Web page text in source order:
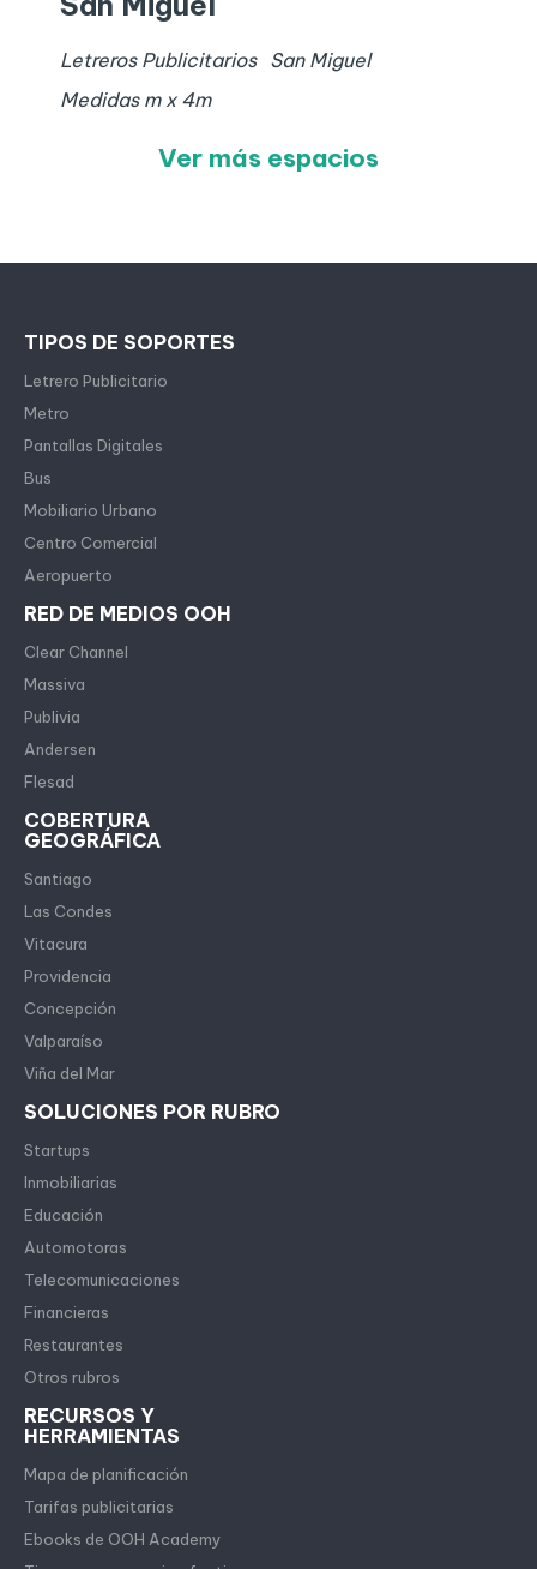
Letreros Publicitarios
San Miguel
Medidas m x 4m
Ver más espacios
TIPOS DE SOPORTES
Letrero Publicitario
Metro
Pantallas Digitales
Bus
Mobiliario Urbano
Centro Comercial
Aeropuerto
RED DE MEDIOS OOH
Clear Channel
Massiva
Publivia
Andersen
Flesad
COBERTURA
GEOGRÁFICA
Santiago
Las Condes
Vitacura
Providencia
Concepción
Valparaíso
Viña del Mar
SOLUCIONES POR RUBRO
Startups
Inmobiliarias
Educación
Automotoras
Telecomunicaciones
Financieras
Restaurantes
Otros rubros
RECURSOS Y
HERRAMIENTAS
Mapa de planificación
Tarifas publicitarias
Ebooks de OOH Academy